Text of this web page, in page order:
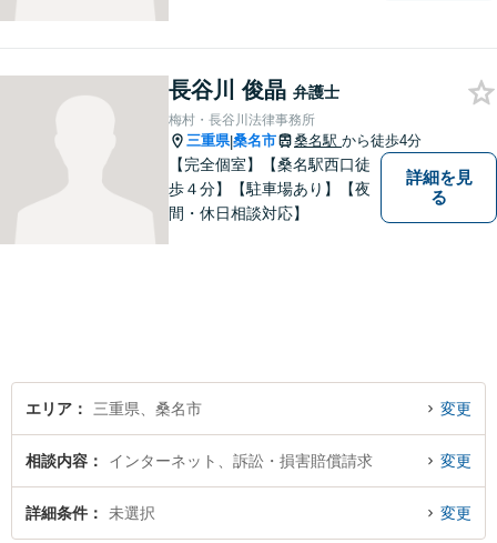
します。お困りごとは、お気
軽にご相談ください。
長谷川 俊晶 弁護士
梅村・長谷川法律事務所
三重県|桑名市 桑名駅 から徒歩4分
【完全個室】【桑名駅西口徒
歩４分】【駐車場あり】【夜
間・休日相談対応】
詳細を見
る
エリア 三重県、桑名市 変更
相談内容 インターネット、訴訟・損害賠償請求 変更
詳細条件 未選択 変更